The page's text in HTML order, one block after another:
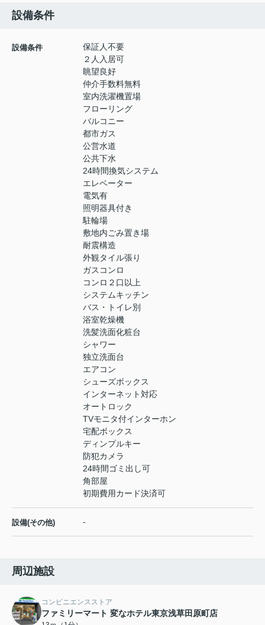
設備条件
設備条件
保証人不要
２人入居可
眺望良好
仲介手数料無料
室内洗濯機置場
フローリング
バルコニー
都市ガス
公営水道
公共下水
24時間換気システム
エレベーター
電気有
照明器具付き
駐輪場
敷地内ごみ置き場
耐震構造
外観タイル張り
ガスコンロ
コンロ２口以上
システムキッチン
バス・トイレ別
浴室乾燥機
洗髪洗面化粧台
シャワー
独立洗面台
エアコン
シューズボックス
インターネット対応
オートロック
TVモニタ付インターホン
宅配ボックス
ディンプルキー
防犯カメラ
24時間ゴミ出し可
角部屋
初期費用カード決済可
設備(その他) -
周辺施設
コンビニエンスストア
ファミリーマート 変なホテル東京浅草田原町店